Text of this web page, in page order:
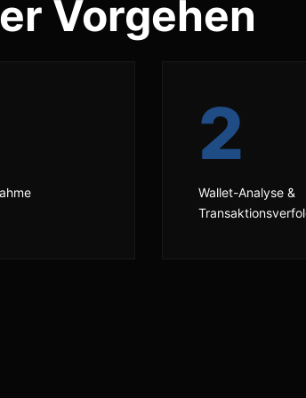
Vorgehen
2
Wallet-Analyse &